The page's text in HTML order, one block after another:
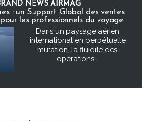
NEWS AIRMAG
: un Support Global des ventes
pour les professionnels du voyage
Dans un paysage aérien
international en perpétuelle
mutation, la fluidité des
opérations...